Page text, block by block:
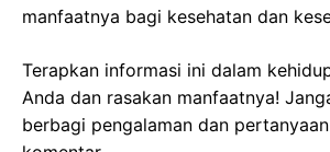
manfaatnya bagi kesehatan dan
Terapkan informasi ini dalam
Anda dan rasakan manfaatnya!
berbagi pengalaman dan